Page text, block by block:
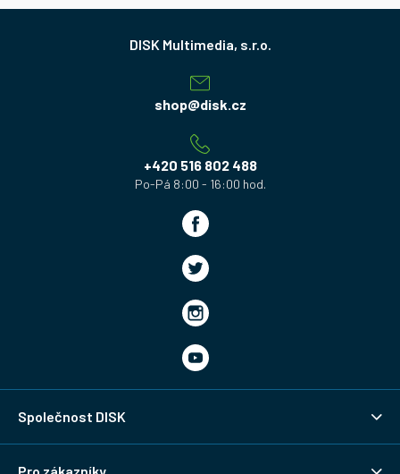
shop@disk.cz
+420 516 802 488
Společnost DISK